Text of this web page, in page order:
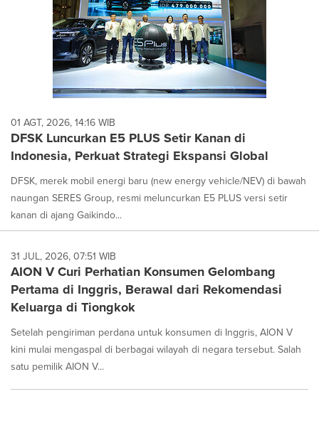
01 AGT, 2026, 14:16 WIB
DFSK Luncurkan E5 PLUS Setir Kanan di
Indonesia, Perkuat Strategi Ekspansi Global
DFSK, merek mobil energi baru (new energy vehicle/NEV) di bawah
naungan SERES Group, resmi meluncurkan E5 PLUS versi setir
kanan di ajang Gaikindo...
31 JUL, 2026, 07:51 WIB
AION V Curi Perhatian Konsumen Gelombang
Pertama di Inggris, Berawal dari Rekomendasi
Keluarga di Tiongkok
Setelah pengiriman perdana untuk konsumen di Inggris, AION V
kini mulai mengaspal di berbagai wilayah di negara tersebut. Salah
satu pemilik AION V...